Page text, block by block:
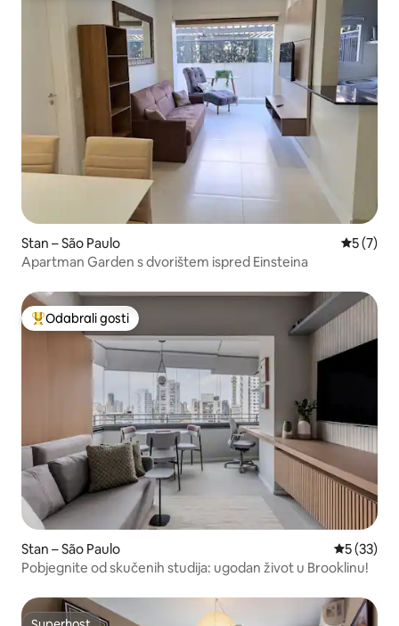
Stan – São Paulo
5 (7)
Apartman Garden s dvorištem ispred Einsteina
Među najviše rangiranima s oznakom „Odabrali gosti”
Odabrali gosti
Stan – São Paulo Prosječna
5 (33)
Pobjegnite od skučenih studija: ugodan život u Brooklinu!